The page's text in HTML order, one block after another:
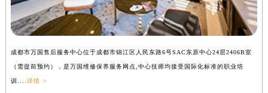
成都市万国售后服务中心位于成都市锦江区人民东路6号SAC东原中心24层2406B室
（需提前预约），是万国维修保养服务网点,中心技师均接受国际化标准的职业培
训.... 详情 >